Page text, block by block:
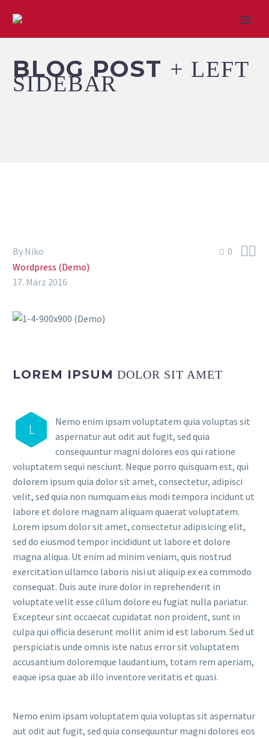
BLOG POST + LEFT
SIDEBAR
0 
By Niko
Wordpress (Demo)
17. März 2016
LOREM IPSUM DOLOR SIT AMET
L
Nemo enim ipsam voluptatem quia voluptas sit
aspernatur aut odit aut fugit, sed quia
consequuntur magni dolores eos qui ratione
voluptatem sequi nesciunt. Neque porro quisquam est, qui
dolorem ipsum quia dolor sit amet, consectetur, adipisci
velit, sed quia non numquam eius modi tempora incidunt ut
labore et dolore magnam aliquam quaerat voluptatem.
Lorem ipsum dolor sit amet, consectetur adipisicing elit,
sed do eiusmod tempor incididunt ut labore et dolore
magna aliqua. Ut enim ad minim veniam, quis nostrud
exercitation ullamco laboris nisi ut aliquip ex ea commodo
consequat. Duis aute irure dolor in reprehenderit in
voluptate velit esse cillum dolore eu fugiat nulla pariatur.
Excepteur sint occaecat cupidatat non proident, sunt in
culpa qui officia deserunt mollit anim id est laborum. Sed ut
perspiciatis unde omnis iste natus error sit voluptatem
accusantium doloremque laudantium, totam rem aperiam,
eaque ipsa quae ab illo inventore veritatis et quasi.
Nemo enim ipsam voluptatem quia voluptas sit aspernatur
aut odit aut fugit, sed quia consequuntur magni dolores eos